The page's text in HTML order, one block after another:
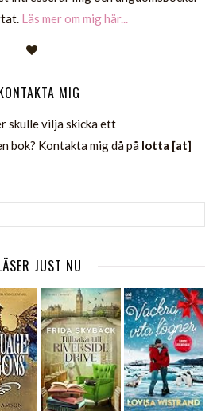
Läs mer om mig här...
MIG
skulle vilja skicka ett
bok? Kontakta mig då på lotta [at]
JUST NU